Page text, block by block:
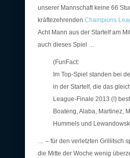
unserer Mannschaft keine 66
kräftezehrenden Champions
Acht Mann aus der Startelf am
auch dieses Spiel …
(FunFact:
Im Top-Spiel standen bei
in der Startelf, die das
League-Finale 2013 (!)
Boateng, Alaba, Martinez,
Hummels und
… – für den verletzten Grillitsch
die Mitte der Woche wenig